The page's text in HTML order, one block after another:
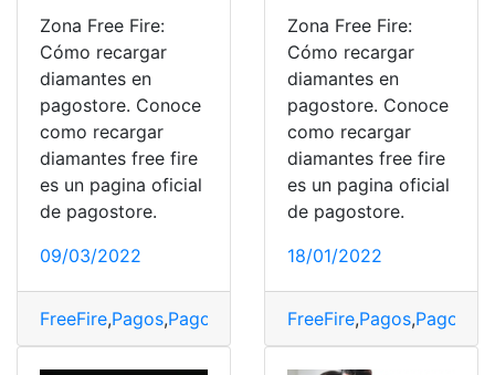
Zona Free Fire:
Cómo recargar
diamantes en
pagostore. Conoce
como recargar
diamantes free fire
es un pagina oficial
de pagostore.
09/03/2022
FreeFire,Pagos,Pagostore Recargar
Zona Free Fire:
Cómo recargar
diamantes en
pagostore. Conoce
como recargar
diamantes free fire
es un pagina oficial
de pagostore.
18/01/2022
FreeFire,Pagos,